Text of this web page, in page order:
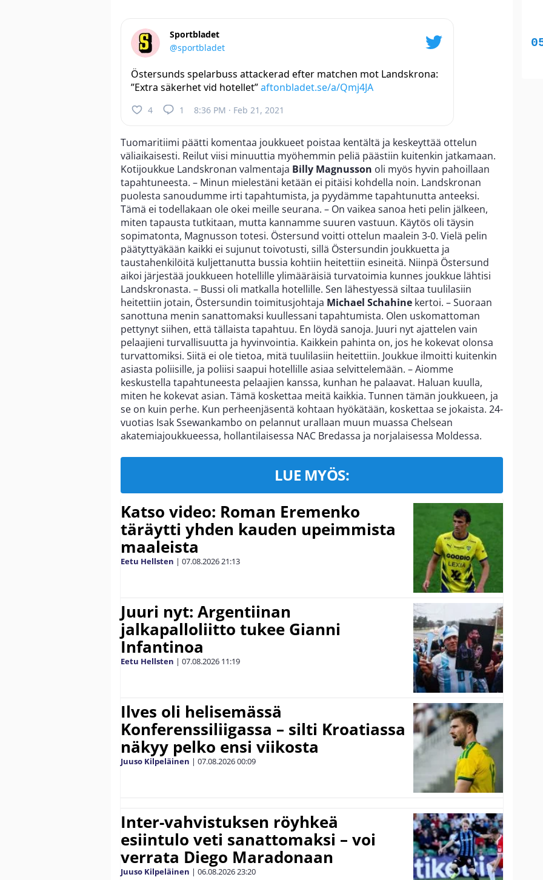
Sportbladet
@sportbladet
Östersunds spelarbuss attackerad efter matchen mot Landskrona:
”Extra säkerhet vid hotellet”aftonbladet.se/a/Qmj4JA
4 1 8:36 PM · Feb 21, 2021
Tuomaritiimi päätti komentaa joukkueet poistaa kentältä ja keskeyttää ottelun
väliaikaisesti. Reilut viisi minuuttia myöhemmin peliä päästiin kuitenkin jatkamaan.
Kotijoukkue Landskronan valmentaja Billy Magnusson oli myös hyvin pahoillaan
tapahtuneesta. – Minun mielestäni ketään ei pitäisi kohdella noin. Landskronan
puolesta sanoudumme irti tapahtumista, ja pyydämme tapahtunutta anteeksi.
Tämä ei todellakaan ole okei meille seurana. – On vaikea sanoa heti pelin jälkeen,
miten tapausta tutkitaan, mutta kannamme suuren vastuun. Käytös oli täysin
sopimatonta, Magnusson totesi. Östersund voitti ottelun maalein 3-0. Vielä pelin
päätyttyäkään kaikki ei sujunut toivotusti, sillä Östersundin joukkuetta ja
taustahenkilöitä kuljettanutta bussia kohtiin heitettiin esineitä. Niinpä Östersund
aikoi järjestää joukkueen hotellille ylimääräisiä turvatoimia kunnes joukkue lähtisi
Landskronasta. – Bussi oli matkalla hotellille. Sen lähestyessä siltaa tuulilasiin
heitettiin jotain, Östersundin toimitusjohtaja Michael Schahine kertoi. – Suoraan
sanottuna menin sanattomaksi kuullessani tapahtumista. Olen uskomattoman
pettynyt siihen, että tällaista tapahtuu. En löydä sanoja. Juuri nyt ajattelen vain
pelaajieni turvallisuutta ja hyvinvointia. Kaikkein pahinta on, jos he kokevat olonsa
turvattomiksi. Siitä ei ole tietoa, mitä tuulilasiin heitettiin. Joukkue ilmoitti kuitenkin
asiasta poliisille, ja poliisi saapui hotellille asiaa selvittelemään. – Aiomme
keskustella tapahtuneesta pelaajien kanssa, kunhan he palaavat. Haluan kuulla,
miten he kokevat asian. Tämä koskettaa meitä kaikkia. Tunnen tämän joukkueen, ja
se on kuin perhe. Kun perheenjäsentä kohtaan hyökätään, koskettaa se jokaista. 24-
vuotias Isak Ssewankambo on pelannut urallaan muun muassa Chelsean
akatemiajoukkueessa, hollantilaisessa NAC Bredassa ja norjalaisessa Moldessa.
LUE MYÖS:
Katso video: Roman Eremenko
täräytti yhden kauden upeimmista
maaleista
Eetu Hellsten | 07.08.202621:13
Juuri nyt: Argentiinan
jalkapalloliitto tukee Gianni
Infantinoa
Eetu Hellsten | 07.08.2026 11:19
Ilves oli helisemässä
Konferenssiliigassa – silti Kroatiassa
näkyy pelko ensi viikosta
Juuso Kilpeläinen | 07.08.202600:09
Inter-vahvistuksen röyhkeä
esiintulo veti sanattomaksi – voi
verrata Diego Maradonaan
Juuso Kilpeläinen | 06.08.202623:20